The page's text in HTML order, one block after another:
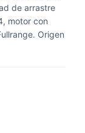
de arrastre
motor con
Origen